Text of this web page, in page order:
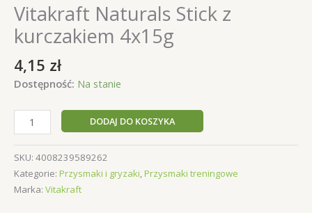
Vitakraft Naturals Stick z
kurczakiem 4x15g
4,15 zł
Dostępność: Na stanie
ilość
Vitakraft
Naturals
Stick
z
kurczakiem
DODAJ DO KOSZYKA
SKU: 4008239589262
Kategorie: Przysmaki i gryzaki,Przysmaki treningowe
Marka: Vitakraft